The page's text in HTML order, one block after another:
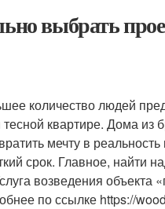
выбрать
количество людей
квартире. Дома из
мечту в реальность
срок. Главное, найти
возведения объекта
по ссылке https://